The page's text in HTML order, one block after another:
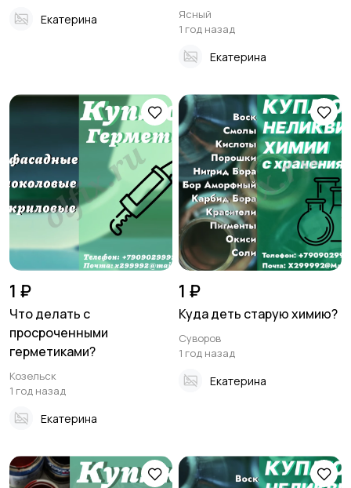
Екатерина
Ясный
1 год назад
Екатерина
1 ₽
Что делать с
просроченными
герметиками?
Козельск
1 год назад
Екатерина
1 ₽
Куда деть старую химию?
Суворов
1 год назад
Екатерина